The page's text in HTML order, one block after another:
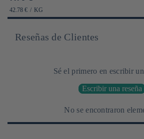
habituel
PRIX
UNITAIRE
42.78 € / PAR
KG
Reseñas de Clientes
Sé el primero en escribir
Escribir una reseña
No se encontraron